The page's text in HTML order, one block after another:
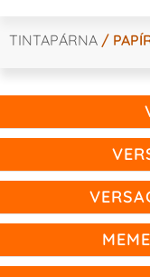
TINTAPÁRNA /